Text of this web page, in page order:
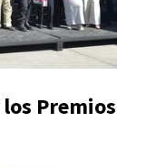
Premios